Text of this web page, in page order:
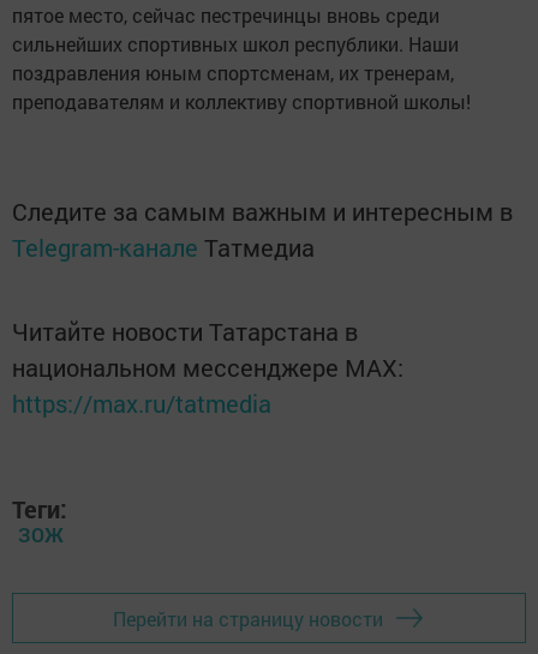
пятое место, сейчас пестречинцы вновь среди
сильнейших спортивных школ республики. Наши
поздравления юным спортсменам, их тренерам,
преподавателям и коллективу спортивной школы!
Следите за самым важным и интересным в
Telegram-канале Татмедиа
Читайте новости Татарстана в
национальном мессенджере MАХ:
https://max.ru/tatmedia
Теги:
ЗОЖ
Перейти на страницу новости